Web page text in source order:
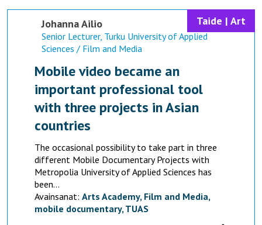
Taide | Art
Johanna Ailio
Senior Lecturer, Turku University of Applied
Sciences / Film and Media
Mobile video became an
important professional tool
with three projects in Asian
countries
The occasional possibility to take part in three
different Mobile Documentary Projects with
Metropolia University of Applied Sciences has
been...
Avainsanat: Arts Academy, Film and Media,
mobile documentary,TUAS